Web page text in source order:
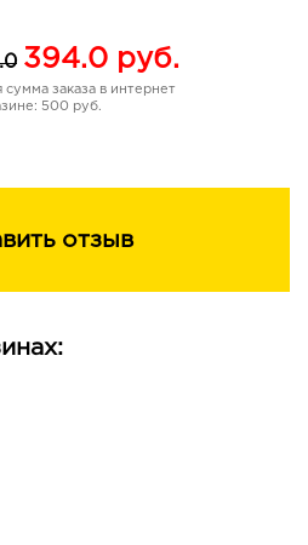
394.0 руб.
заказа в интернет
500 руб.
отзыв